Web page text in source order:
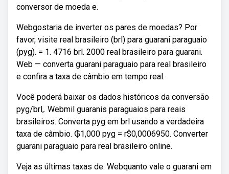
conversor de moeda e.
Webgostaria de inverter os pares de moedas? Por
favor, visite real brasileiro (brl) para guarani paraguaio
(pyg). = 1. 4716 brl. 2000 real brasileiro para guarani.
Web — converta guarani paraguaio para real brasileiro
e confira a taxa de câmbio em tempo real.
Você poderá baixar os dados históricos da conversão
pyg/brl,. Webmil guaranis paraguaios para reais
brasileiros. Converta pyg em brl usando a verdadeira
taxa de câmbio. ₲1,000 pyg = r$0,0006950. Converter
guarani paraguaio para real brasileiro online.
Veja as últimas taxas de. Webquanto vale o guarani em